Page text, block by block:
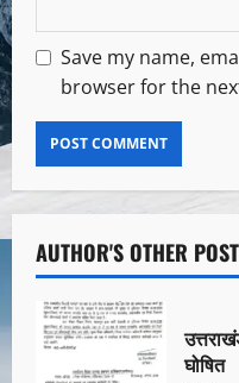
Save my name,
browser for the
AUTHOR'S OTHER
घोषित